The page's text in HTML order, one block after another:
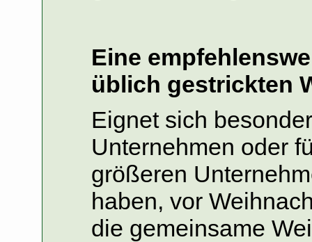
Eine
üblich gestrickten
Eignet sich
Unternehmen oder
größeren
haben, vor
die gemeinsame